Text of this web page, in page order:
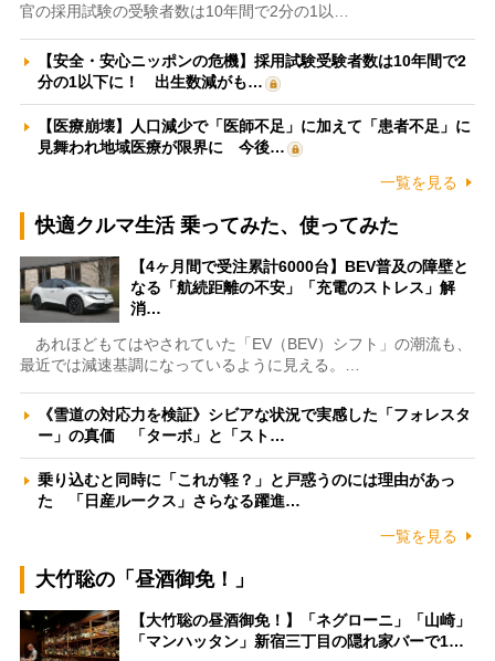
官の採用試験の受験者数は10年間で2分の1以…
【安全・安心ニッポンの危機】採用試験受験者数は10年間で2
分の1以下に！ 出生数減がも…
【医療崩壊】人口減少で「医師不足」に加えて「患者不足」に
見舞われ地域医療が限界に 今後…
一覧を見る
快適クルマ生活 乗ってみた、使ってみた
【4ヶ月間で受注累計6000台】BEV普及の障壁と
なる「航続距離の不安」「充電のストレス」解
消…
あれほどもてはやされていた「EV（BEV）シフト」の潮流も、
最近では減速基調になっているように見える。…
《雪道の対応力を検証》シビアな状況で実感した「フォレスタ
ー」の真価 「ターボ」と「スト…
乗り込むと同時に「これが軽？」と戸惑うのには理由があっ
た 「日産ルークス」さらなる躍進…
一覧を見る
大竹聡の「昼酒御免！」
【大竹聡の昼酒御免！】「ネグローニ」「山崎」
「マンハッタン」新宿三丁目の隠れ家バーで1…